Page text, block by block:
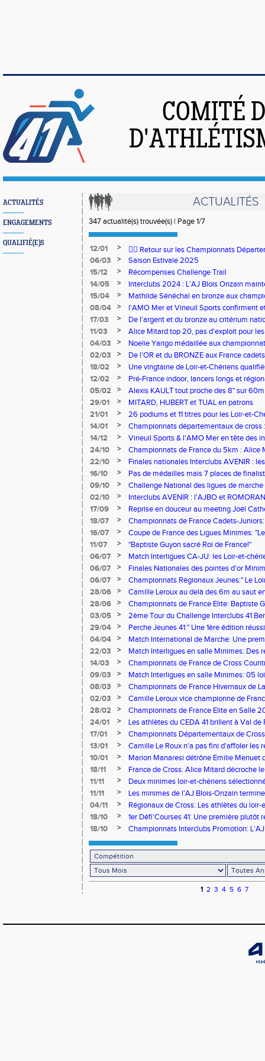
COMITÉ
ACTUALITÉS
ENGAGEMENTS
QUALIFIÉ(E)S
ACTUALITÉS
347 actualité(s) trouvée(s) | Page 1/7
12/01 >
🏃‍♂️ Retour sur les Championnats
06/03
>
Saison Estivale 2025
15/12
>
Récompenses Challenge Trail
14/05
>
Interclubs 2024 : L'AJ Blois Onzain
Romorantin en N2B
15/04 >
Mathilde Sénéchal en bronze aux
08/04
>
l'AMO Mer et Vineuil Sports confirment
benjamins
17/03 >
De l'argent et du bronze au critérium
11/03
>
Alice Mitard top 20, pas d'exploit pour
04/03
>
Noelie Yarigo médaillée aux
02/03
>
De l'OR et du BRONZE aux France
18/02
>
Une vingtaine de Loir-et-Chériens
12/02
>
Pré-France indoor, lancers longs et
05/02
>
Alexis KAULT tout proche des 8" sur
29/01
>
MITARD, HUBERT et TUAL en patrons
21/01
>
26 podiums et 11 titres pour les Loir-et-
Nantes
14/01 >
Championnats départementaux de cross
Romorantin aux avant-postes
14/12 >
Vineuil Sports & l'AMO Mer en tête des
24/10
>
Championnats de France du 5km : Alice
22/10
>
Finales nationales Interclubs AVENIR :
Romorantin et Blois
16/10 >
Pas de médailles mais 7 places de
09/10
>
Challenge National des ligues de
02/10
>
Interclubs AVENIR : l'AJBO et
17/09
>
Reprise en douceur au meeting Joël
18/07
>
Championnats de France Cadets-
décrochent 5 médailles dont 1 en Or!
16/07 >
Coupe de France des Ligues Minimes:
rendez-vous en 2023!"
11/07 >
"Baptiste Guyon sacré Roi de France!"
06/07
>
Match Interligues CA-JU: les Loir-et-
06/07
>
Finales Nationales des pointes d'or
d'expérience"
06/07 >
Championnats Régionaux Jeunes:" Le
médailles!"
28/06 >
Camille Leroux au delà des 6m au saut
28/06
>
Championnats de France Elite: Baptiste
03/05
>
2ème Tour du Challenge Interclubs 41
s'affirment alors que les mérois
29/04 >
Perche Jeunes 41:" Une 1ère édition
04/04
>
Match International de Marche: Une
Manaresi et nouveau record de ligue sur
22/03 >
Match Interligues en salle Minimes: Des
pour l'avenir
14/03 >
Championnats de France de Cross
doublé!
09/03 >
Match Interligues en salle Minimes: 05
08/03
>
Championnats de France Hivernaux de
les lanceurs blésois!
02/03 >
Camille Leroux vice championne de
salle
28/02 >
Championnats de France Elite en Salle
Loir-et-Cher!"
24/01 >
Les athlètes du CEDA 41 brillent à Val de
17/01
>
Championnats Départementaux de
rendez-vous!
13/01 >
Camille Le Roux n'a pas fini d'affoler les
10/01
>
Marion Manaresi détrône Emilie Menuet
18/11
>
France de Cross: Alice Mitard décroche
Cher.
11/11 >
Deux minimes loir-et-chériens
des Ligues de Cross-Country
11/11 >
Les minimes de l'AJ Blois-Onzain
Nationale du Challenge Equip'Athlé
04/11 >
Régionaux de Cross: Les athlètes du
terres
18/10 >
1er Défi'Courses 41: Une première plutôt
18/10
> Championnats Interclubs Promotion:
1 2 3 4 5 6 7